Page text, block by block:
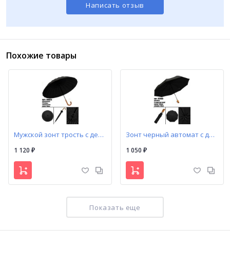
Написать отзыв
Похожие товары
Мужской зонт трость c деревянной ручкой крючок арт. D0029
1 120 ₽
Зонт черный автомат с деревянной ручкой арт. D2060
1 050 ₽
Показать еще